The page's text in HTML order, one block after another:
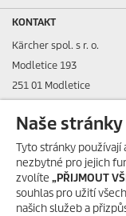
KONTAKT
Kärcher spol. s r. o.
Modletice 193
251 01 Modletice
IČO: 48535761
DIČ: CZ48535761
ID datové schránky:
> Tiráž
Naše
Tyto stránky používají
nezbytné pro jejich
zvolíte „PŘIJMOUT
souhlas pro užití
našich služeb a